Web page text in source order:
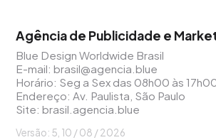
Agência de Publicidade e
Blue Design Worldwide Brasil
E-mail:brasil@agencia.blue
Horário: Seg a Sex das 08h00 às
Endereço: Av. Paulista, São Paulo
Site:brasil.agencia.blue
Versão: 5, 10 / 08 / 2026